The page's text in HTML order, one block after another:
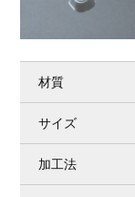
材質
サイズ
加工法